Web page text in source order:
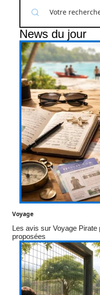
News du jour
Voyage
Les avis sur Voyage
proposées